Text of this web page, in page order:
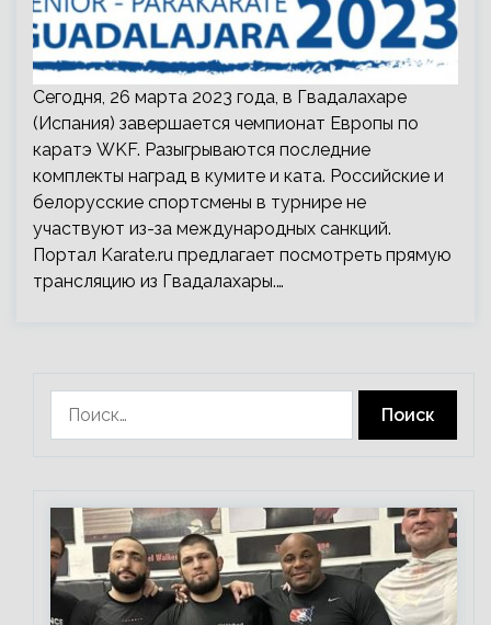
Сегодня, 26 марта 2023 года, в Гвадалахаре
(Испания) завершается чемпионат Европы по
каратэ WKF. Разыгрываются последние
комплекты наград в кумите и ката. Российские и
белорусские спортсмены в турнире не
участвуют из-за международных санкций.
Портал Karate.ru предлагает посмотреть прямую
трансляцию из Гвадалахары.…